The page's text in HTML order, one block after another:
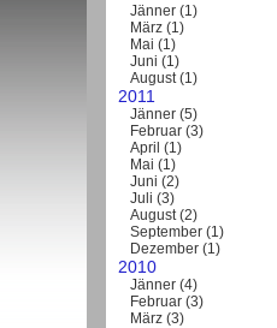
Jänner (1)
März (1)
Mai (1)
Juni (1)
August(1)
2011
Jänner (5)
Februar (3)
April (1)
Mai (1)
Juni (2)
Juli (3)
August(2)
September (1)
Dezember (1)
2010
Jänner (4)
Februar (3)
März (3)